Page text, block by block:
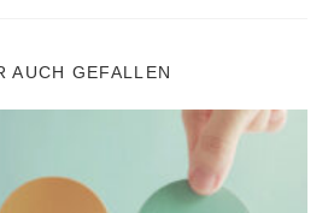
AUCH GEFALLEN